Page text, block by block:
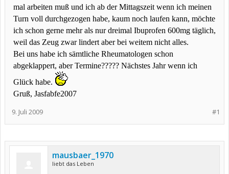
mal arbeiten muß und ich ab der Mittagszeit wenn ich meinen
Turn voll durchgezogen habe, kaum noch laufen kann, möchte
ich schon gerne mehr als nur dreimal Ibuprofen 600mg täglich,
weil das Zeug zwar lindert aber bei weitem nicht alles.
Bei uns habe ich sämtliche Rheumatologen schon
abgeklappert, aber Termine????? Nächstes Jahr wenn ich
Glück habe.
Gruß, Jasfabfe2007
#1
9. Juli 2009
mausbaer_1970
liebt das Leben